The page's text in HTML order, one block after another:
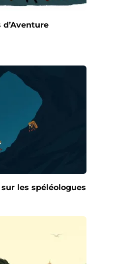
d’Aventure
les spéléologues